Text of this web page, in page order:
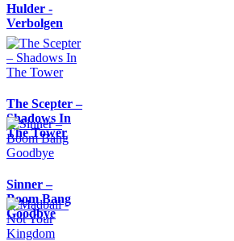
Hulder -
Verbolgen
The Scepter –
Shadows In
The Tower
Sinner –
Boom Bang
Goodbye